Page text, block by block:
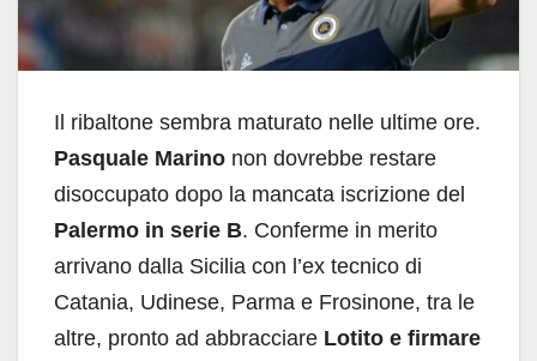
Il ribaltone sembra maturato nelle ultime ore.
Pasquale Marino non dovrebbe restare
disoccupato dopo la mancata iscrizione del
Palermo in serie B. Conferme in merito
arrivano dalla Sicilia con l’ex tecnico di
Catania, Udinese, Parma e Frosinone, tra le
altre, pronto ad abbracciare Lotito e firmare